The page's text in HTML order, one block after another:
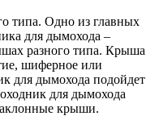
типа. Одно из главных
для дымохода –
разного типа. Крыша
шиферное или
для дымохода подойдет
для дымохода
крыши.